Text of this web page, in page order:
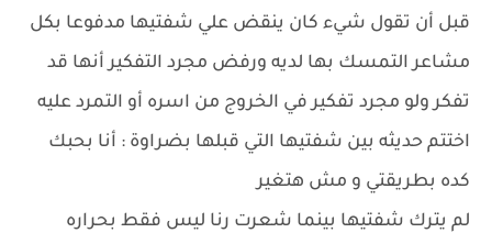
قبل أن تقول شيء كان ينقض علي شفتيها مدفوعا بكل
مشاعر التمسك بها لديه ورفض مجرد التفكير أنها قد
تفكر ولو مجرد تفكير في الخروج من اسره أو التمرد عليه
اختتم حديثه بين شفتيها التي قبلها بضراوة : أنا بحبك
كده بطريقتي و مش هتغير
لم يترك شفتيها بينما شعرت رنا ليس فقط بحراره